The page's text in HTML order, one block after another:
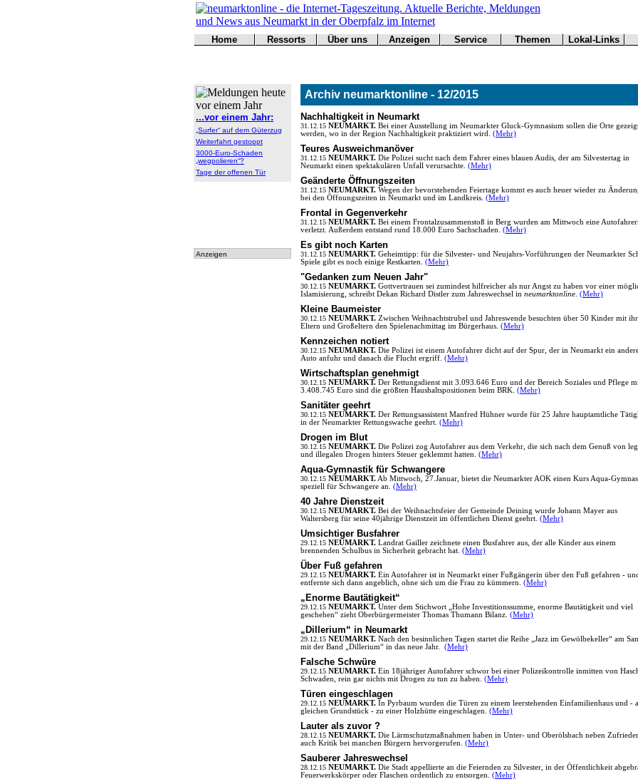
...vor einem Jahr:
„Surfer“ auf dem Güterzug
Weiterfahrt gestoppt
3000-Euro-Schaden
„wegpolieren“?
Tage der offenen Tür
Anzeigen
Archiv neumarktonline - 12/2015
Nachhaltigkeit in Neumarkt
31.12.15 NEUMARKT. Bei einer Ausstellung im Neumarkter Gluck-Gymnasium sollen die Orte
werden, wo in der Region Nachhaltigkeit praktiziert wird. (Mehr)
Teures Ausweichmanöver
31.12.15 NEUMARKT. Die Polizei sucht nach dem Fahrer eines blauen Audis, der am Silvestertag in
Neumarkt einen spektakulären Unfall verursachte. (Mehr)
Geänderte Öffnungszeiten
31.12.15 NEUMARKT. Wegen der bevorstehenden Feiertage kommt es auch heuer wieder zu
bei den Öffnungszeiten in Neumarkt und im Landkreis. (Mehr)
Frontal in Gegenverkehr
31.12.15 NEUMARKT. Bei einem Frontalzusammenstoß in Berg wurden am Mittwoch eine
verletzt. Außerdem entstand rund 18.000 Euro Sachschaden. (Mehr)
Es gibt noch Karten
31.12.15 NEUMARKT. Geheimtipp: für die Silvester- und Neujahrs-Vorführungen der Neumarkter
Spiele gibt es noch einige Restkarten. (Mehr)
"Gedanken zum Neuen Jahr"
30.12.15 NEUMARKT. Gottvertrauen sei zumindest hilfreicher als nur Angst zu haben vor einer
Islamisierung, schreibt Dekan Richard Distler zum Jahreswechsel in neumarktonline (Mehr)
Kleine Baumeister
30.12.15 NEUMARKT. Zwischen Weihnachtstrubel und Jahreswende besuchten über 50 Kinder mit
Eltern und Großeltern den Spielenachmittag im Bürgerhaus. (Mehr)
Kennzeichen notiert
30.12.15 NEUMARKT. Die Polizei ist einem Autofahrer dicht auf der Spur, der in Neumarkt ein
Auto anfuhr und danach die Flucht ergriff. (Mehr)
Wirtschaftsplan genehmigt
30.12.15 NEUMARKT. Der Rettungsdienst mit 3.093.646 Euro und der Bereich Soziales und Pflege
3.408.745 Euro sind die größten Haushaltspositionen beim BRK. (Mehr)
Sanitäter geehrt
30.12.15 NEUMARKT. Der Rettungsassistent Manfred Hühner wurde für 25 Jahre hauptamtliche
in der Neumarkter Rettungswache geehrt. (Mehr)
Drogen im Blut
30.12.15 NEUMARKT. Die Polizei zog Autofahrer aus dem Verkehr, die sich nach dem Genuß von
und illegalen Drogen hinters Steuer geklemmt hatten. (Mehr)
Aqua-Gymnastik für Schwangere
30.12.15 NEUMARKT. Ab Mittwoch, 27.Januar, bietet die Neumarkter AOK einen Kurs Aqua-
speziell für Schwangere an. (Mehr)
40 Jahre Dienstzeit
30.12.15 NEUMARKT. Bei der Weihnachtsfeier der Gemeinde Deining wurde Johann Mayer aus
Waltersberg für seine 40jährige Dienstzeit im öffentlichen Dienst geehrt. (Mehr)
Umsichtiger Busfahrer
29.12.15 NEUMARKT. Landrat Gailler zeichnete einen Busfahrer aus, der alle Kinder aus einem
brennenden Schulbus in Sicherheit gebracht hat. (Mehr)
Über Fuß gefahren
29.12.15 NEUMARKT. Ein Autofahrer ist in Neumarkt einer Fußgängerin über den Fuß gefahren - und
entfernte sich dann angeblich, ohne sich um die Frau zu kümmern. (Mehr)
„Enorme Bautätigkeit“
29.12.15 NEUMARKT. Unter dem Stichwort „Hohe Investitionssumme, enorme Bautätigkeit und viel
geschehen“ zieht Oberbürgermeister Thomas Thumann Bilanz. (Mehr)
„Dillerium“ in Neumarkt
29.12.15 NEUMARKT. Nach den besinnlichen Tagen startet die Reihe „Jazz im Gewölbekeller“ am
mit der Band „Dillerium“ in das neue Jahr. (Mehr)
Falsche Schwüre
29.12.15 NEUMARKT. Ein 18jähriger Autofahrer schwor bei einer Polizeikontrolle inmitten von
Schwaden, rein gar nichts mit Drogen zu tun zu haben. (Mehr)
Türen eingeschlagen
29.12.15 NEUMARKT. In Pyrbaum wurden die Türen zu einem leerstehenden Einfamilienhaus und -
gleichen Grundstück - zu einer Holzhütte eingeschlagen. (Mehr)
Lauter als zuvor ?
28.12.15 NEUMARKT. Die Lärmschutzmaßnahmen haben in Unter- und Oberölsbach neben
auch Kritik bei manchen Bürgern hervorgerufen. (Mehr)
Sauberer Jahreswechsel
28.12.15 NEUMARKT. Die Stadt appellierte an die Feiernden zu Silvester, in der Öffentlichkeit
Feuerwerkskörper oder Flaschen ordentlich zu entsorgen. (Mehr)
Home
Ressorts
Wirtschaft
Sport
Online
Über uns
Kontakt
Anzeigen
Service
Verkehr
Bücher
Themen
Gesundheit
Grüne
Lokal-Links